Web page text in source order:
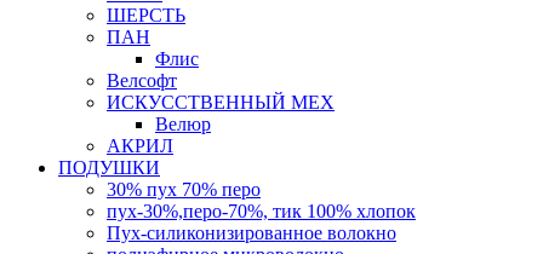
ШЕРСТЬ
ПАН
Флис
Велсофт
ИСКУССТВЕННЫЙ МЕХ
Велюр
АКРИЛ
ПОДУШКИ
30% пух 70% перо
пух-30%,перо-70%, тик 100% хлопок
Пух-силиконизированное волокно